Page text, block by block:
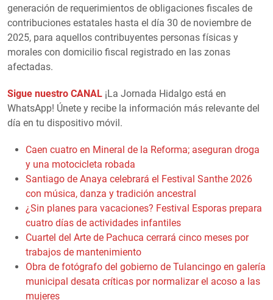
generación de requerimientos de obligaciones fiscales de
contribuciones estatales hasta el día 30 de noviembre de
2025, para aquellos contribuyentes personas físicas y
morales con domicilio fiscal registrado en las zonas
afectadas.
Sigue nuestro CANAL ¡La Jornada Hidalgo está en
WhatsApp! Únete y recibe la información más relevante del
día en tu dispositivo móvil.
Caen cuatro en Mineral de la Reforma; aseguran droga
y una motocicleta robada
Santiago de Anaya celebrará el Festival Santhe 2026
con música, danza y tradición ancestral
¿Sin planes para vacaciones? Festival Esporas prepara
cuatro días de actividades infantiles
Cuartel del Arte de Pachuca cerrará cinco meses por
trabajos de mantenimiento
Obra de fotógrafo del gobierno de Tulancingo en galería
municipal desata críticas por normalizar el acoso a las
mujeres